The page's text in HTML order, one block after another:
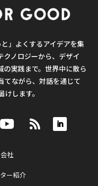
」よくするアイデアを集
クノロジーから、デザイ
の実践まで。世界中に散ら
てながら、対話を通じて
します。
社
ー紹介